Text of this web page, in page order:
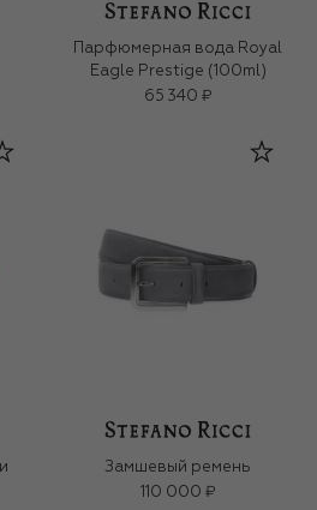
Парфюмерная вода Royal
Eagle Prestige (100ml)
65 340 ₽
Замшевый ремень
110 000 ₽